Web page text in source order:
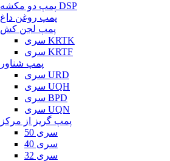
پمپ دو مکشه DSP
پمپ روغن داغ
پمپ لجن کش
سری KRTK
سری KRTF
پمپ شناور
سری URD
سری UQH
سری BPD
سری UQN
پمپ گریز از مرکز
سری 50
سری 40
سری 32